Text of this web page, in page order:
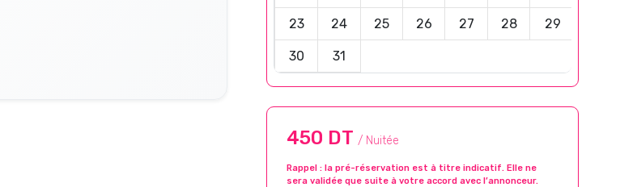
23 24 25 26 27 28 29
30 31
450 DT / Nuitée
Rappel : la pré-réservation est à titre indicatif. Elle ne
sera validée que suite à votre accord avec l’annonceur.